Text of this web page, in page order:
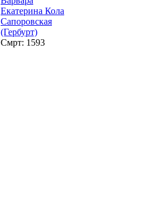
Екатерина Кола
Сапоровская
(Гербурт)
Смрт: 1593